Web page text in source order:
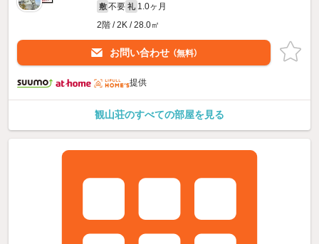
敷 不要 礼 1.0ヶ月
2階 / 2K / 28.0㎡
お問い合わせ （無料）
提供
観山荘のすべての部屋を見る